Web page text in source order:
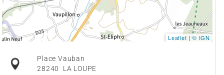
Leaflet |© IGN
Place Vauban
28240
LA LOUPE